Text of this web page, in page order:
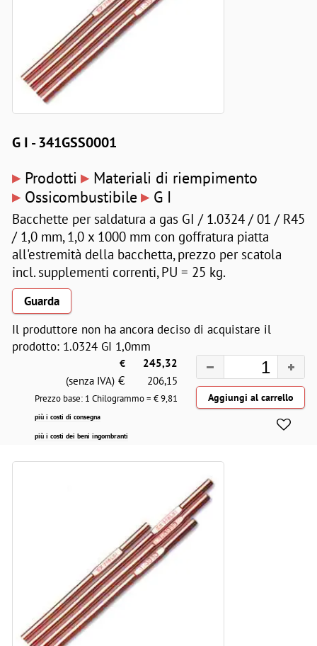
G I - 341GSS0001
▸ Prodotti ▸ Materiali di riempimento
▸ Ossicombustibile ▸ G I
Bacchette per saldatura a gas GI / 1.0324 / 01 / R45
/ 1,0 mm, 1,0 x 1000 mm con goffratura piatta
all'estremità della bacchetta, prezzo per scatola
incl. supplementi correnti, PU = 25 kg.
Guarda
Il produttore non ha ancora deciso di acquistare il
prodotto: 1.0324 GI 1,0mm
€
245,32
(senza IVA) € 206,15
Prezzo base: 1 Chilogrammo = €9,81
più i costi di consegna
più i costi dei beni ingombranti